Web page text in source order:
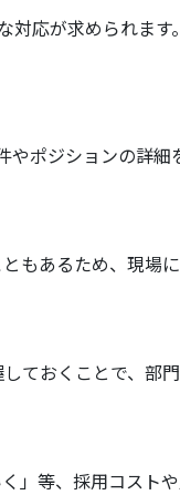
応が求められま
ポジションの詳
あるため、現
ておくことで、部
等、採用コス